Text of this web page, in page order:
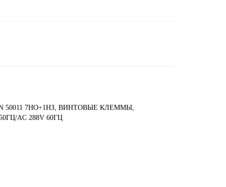
50011 7НО+1НЗ, ВИНТОВЫЕ КЛЕММЫ,
AC 288V 60ГЦ